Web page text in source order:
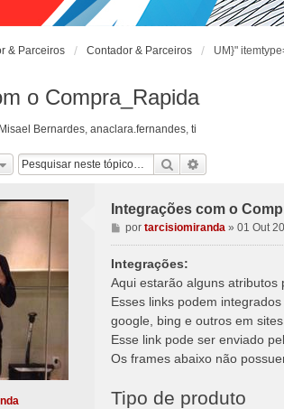
& Parceiros UM}"
Contador & Parceiros
o Compra_Rapida
Misael Bernardes, anaclara.fernandes, ti
Pesquisar
Integrações com o
M
e
n
a
g
e
m
por tarcisiomiranda» 01 Out
Integrações:
Aqui estarão alguns atributos
Esses links podem
google, bing e outros em sites
Esse link pode ser enviado
Os frames abaixo não
Tipo de produto